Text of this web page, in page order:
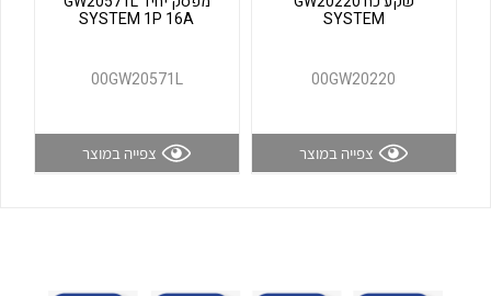
לכל מוצרי היצרן לכל מוצרי היצרן
SYSTEM
00GW20220
צפייה במוצר
SYSTEM 1P 16A
00GW20571L
צפייה במוצר